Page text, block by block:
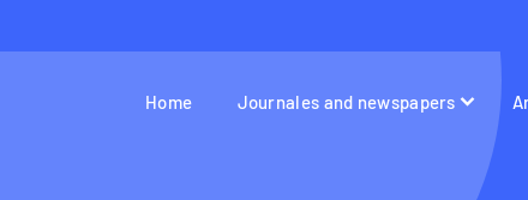
Home Journales and newspapers